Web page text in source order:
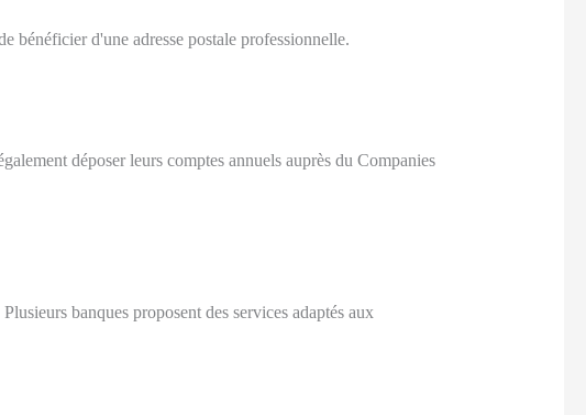
d'une adresse postale professionnelle.
déposer leurs comptes annuels auprès du Companies
banques proposent des services adaptés aux